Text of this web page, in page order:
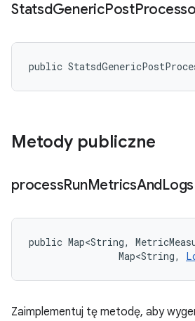
StatsdGenericPost
public
Metody publiczne
processRunMetricsAndLogs
public Map<String,
                Map<String,
Zaimplementuj tę metodę, aby